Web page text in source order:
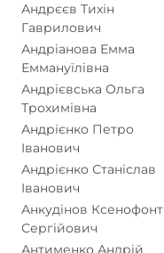
Андрєєв Тихін
Гаврилович
Андріанова Емма
Еммануїлівна
Андрієвська Ольга
Трохимівна
Андрієнко Петро
Іванович
Андрієнко Станіслав
Іванович
Анкудінов Ксенофонт
Сергійович
Антименко Андрій